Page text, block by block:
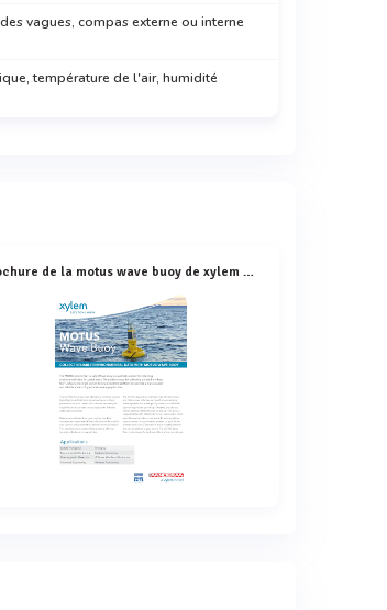
vagues, compas externe ou interne
température de l'air, humidité
brochure de la motus wave buoy de xylem analytics